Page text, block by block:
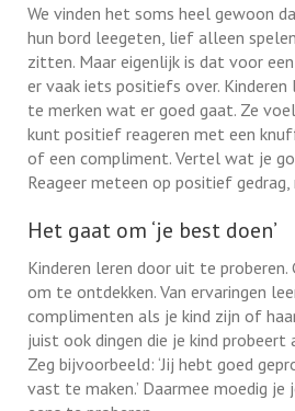
We vinden het soms heel gewoon
hun bord leegeten, lief alleen
zitten. Maar eigenlijk is dat voor
er vaak iets positiefs over.
te merken wat er goed gaat. Ze
kunt positief reageren met een
of een compliment. Vertel wat je
Reageer meteen op positief
Het gaat om ‘je best doen’
Kinderen leren door uit te proberen.
om te ontdekken. Van ervaringen
complimenten als je kind zijn of
juist ook dingen die je kind
Zeg bijvoorbeeld: ‘Jij hebt goed
vast te maken.’ Daarmee moedig je